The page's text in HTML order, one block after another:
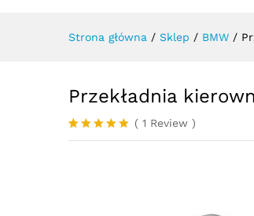
Strona główna / Sklep / BMW /
Przekładnia
Oceniony
1
( 1 Review )